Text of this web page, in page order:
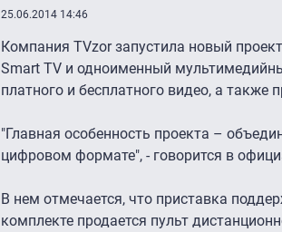
25.06.2014 14:46
Компания TVzor запустила новый
Smart TV и одноименный
платного и бесплатного видео, а также
"Главная особенность проекта –
цифровом формате", - говорится в
В нем отмечается, что приставка
комплекте продается пульт